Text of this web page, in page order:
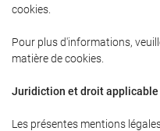
cookies.
Pour plus d'informations,
matière de cookies.
Juridiction et droit applicable
Les présentes mentions